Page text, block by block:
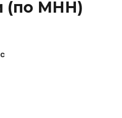
(по МНН)